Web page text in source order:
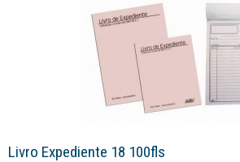
Livro Expediente 18 100fls